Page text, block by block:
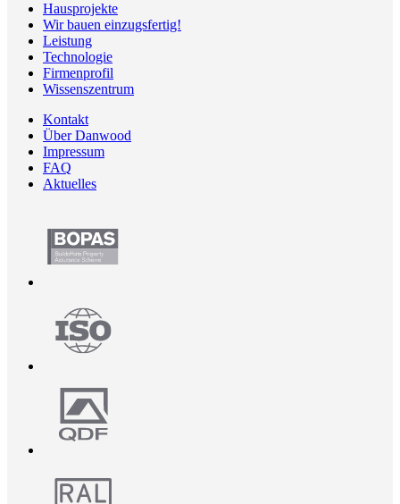
Hausprojekte
Wir bauen einzugsfertig!
Leistung
Technologie
Firmenprofil
Wissenszentrum
Kontakt
Über Danwood
Impressum
FAQ
Aktuelles